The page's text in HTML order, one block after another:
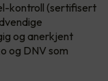
kontroll (sertifisert
og anerkjent
og DNV som